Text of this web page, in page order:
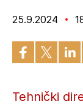
25.9.2024
Tehnički